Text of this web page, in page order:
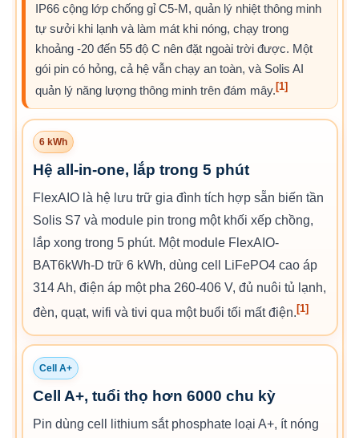
IP66 cộng lớp chống gỉ C5-M, quản lý nhiệt thông minh
tự sưởi khi lạnh và làm mát khi nóng, chạy trong
khoảng -20 đến 55 độ C nên đặt ngoài trời được. Một
gói pin có hỏng, cả hệ vẫn chạy an toàn, và Solis AI
quản lý năng lượng thông minh trên đám mây. [1]
6 kWh
Hệ all-in-one, lắp trong 5 phút
FlexAIO là hệ lưu trữ gia đình tích hợp sẵn biến tần
Solis S7 và module pin trong một khối xếp chồng,
lắp xong trong 5 phút. Một module FlexAIO-
BAT6kWh-D trữ 6 kWh, dùng cell LiFePO4 cao áp
314 Ah, điện áp một pha 260-406 V, đủ nuôi tủ lạnh,
đèn, quạt, wifi và tivi qua một buổi tối mất điện. [1]
Cell A+
Cell A+, tuổi thọ hơn 6000 chu kỳ
Pin dùng cell lithium sắt phosphate loại A+, ít nóng